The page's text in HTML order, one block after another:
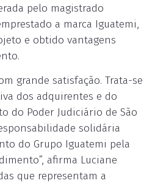
pelo magistrado
a marca Iguatemi,
e obtido vantagens
grande satisfação. Trata-se
dos adquirentes e do
do Poder Judiciário de São
solidária
do Grupo Iguatemi pela
afirma Luciane
que representam a